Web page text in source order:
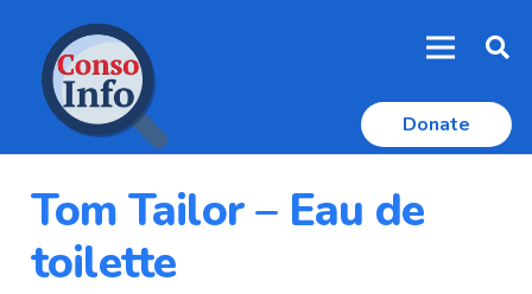
Donate
Tom Tailor – Eau de
toilette